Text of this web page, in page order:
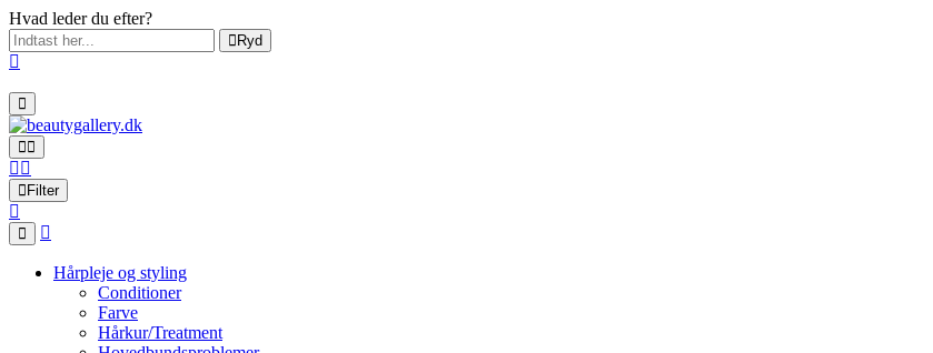
Hvad leder du efter?
Ryd
Filter
Hårpleje og styling
Conditioner
Farve
Hårkur/Treatment